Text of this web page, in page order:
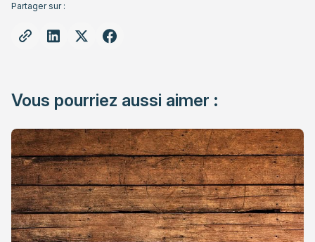
Partager sur :
Vous pourriez aussi aimer :